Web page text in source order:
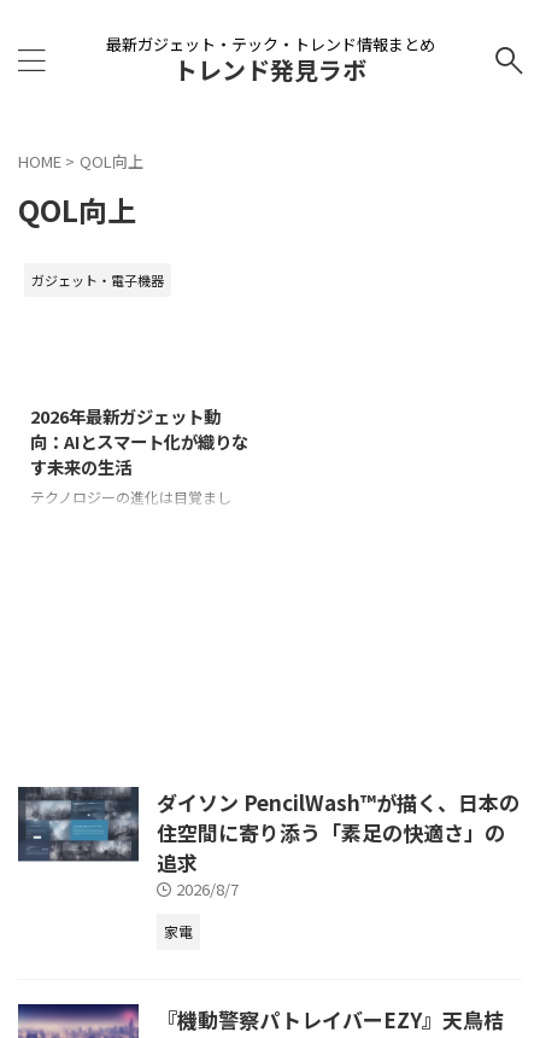
最新ガジェット・テック・トレンド情報まとめ
トレンド発見ラボ
HOME > QOL向上
QOL向上
ガジェット・電子機器
2026年最新ガジェット動
向：AIとスマート化が織りな
す未来の生活
テクノロジーの進化は目覚まし
ームは単なるリモート操作を超え
て、ユーザーの行動を予測し、自
律的に環境を最適化する段階へと
移行しています。また、災害への
備えやアウトドア需要の高まり ...
ダイソン PencilWash™が描く、日本の
住空間に寄り添う「素足の快適さ」の
追求
2026/8/7
家電
『機動警察パトレイバーEZY』天鳥桔